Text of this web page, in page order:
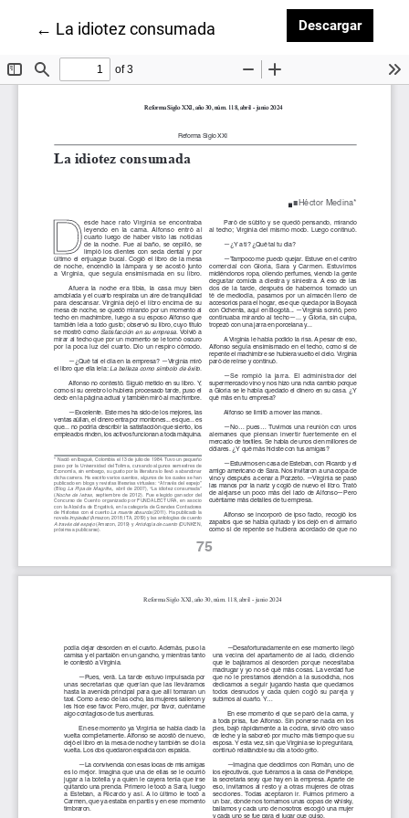
← Volver a los detalles del artículo
La idiotez consumada Descargar